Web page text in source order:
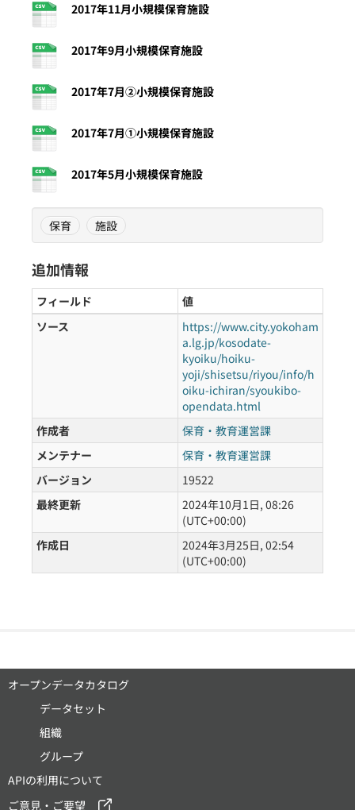
2017年11月小規模保育施設
2017年9月小規模保育施設
2017年7月②小規模保育施設
2017年7月①小規模保育施設
2017年5月小規模保育施設
保育 施設
追加情報
フィールド
値
ソース
https://www.city.yokoham
a.lg.jp/kosodate-
kyoiku/hoiku-
yoji/shisetsu/riyou/info/h
oiku-ichiran/syoukibo-
opendata.html
作成者
保育・教育運営課
メンテナー
保育・教育運営課
バージョン
19522
最終更新
2024年10月1日, 08:26
(UTC+00:00)
作成日
2024年3月25日, 02:54
(UTC+00:00)
オープンデータカタログ
データセット
組織
グループ
APIの利用について
ご意見・ご要望